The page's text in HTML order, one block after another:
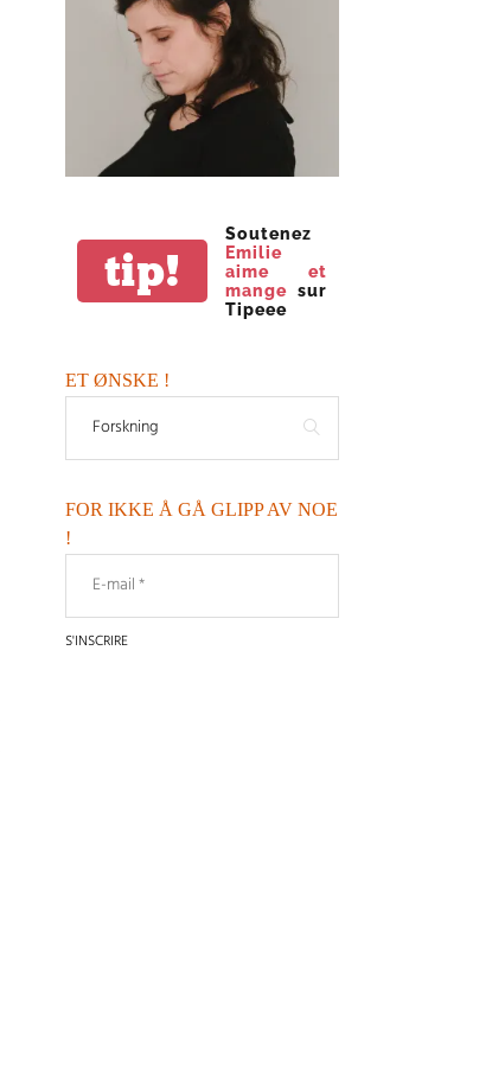
tip!
Soutenez
Emilie
aime et
mange sur
Tipeee
ET ØNSKE !
FOR IKKE Å GÅ GLIPP AV NOE
!